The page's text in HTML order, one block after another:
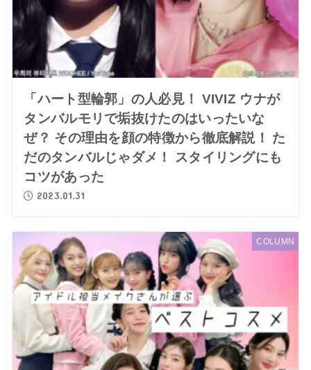
「ハート型輪郭」の人必見！ VIVIZ ウナが
タンバルモリで垢抜けたのはいったいな
ぜ？ その理由を顔の特徴から徹底解説！ た
だのタンバルじゃダメ！ スタイリングにも
コツがあった
2023.01.31
COLUMN